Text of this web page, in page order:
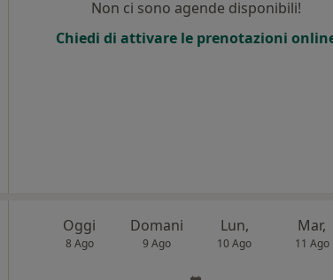
4
Non ci sono agende disponibili!
Chiedi di attivare le prenotazioni
Oggi
8 Ago
Domani
9 Ago
Lun,
10 Ago
Mar,
11 Ago